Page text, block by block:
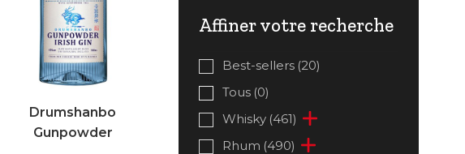
Drumshanbo
Gunpowder
Affiner votre recherche
Best-sellers (20)
Tous (0)
Whisky (461)
Rhum (490)